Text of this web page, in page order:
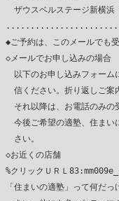
ザウスベルステージ新横
◆ご予約は、このメールでも
◇メールでお申し込みの場合
以下のお申し込みフォーム
信ください。折り返しご案
それ以降は、お電話のみの
今後ご希望の適塾、住まい
さい。
◇お近くの店舗
%クリックＵＲＬ
「住まいの適塾」って何だ